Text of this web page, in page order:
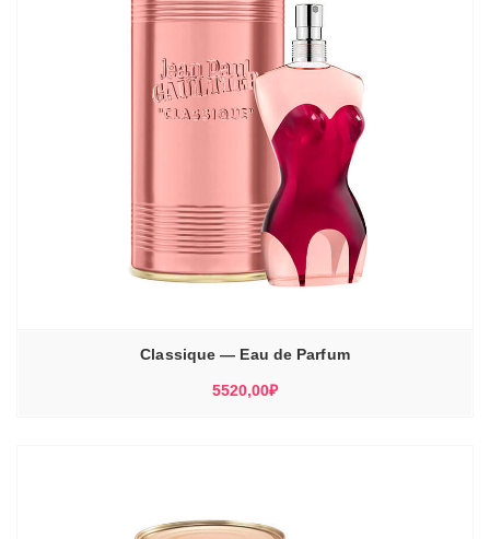
Classique — Eau de Parfum
5520,00₽